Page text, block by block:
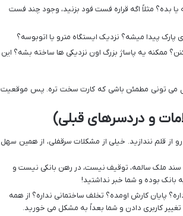
بده؟ مثلاً اگه قراره فست فود بزنید، وجود چند فست
پیدا میشه؟ نزدیک ایستگاه مترو یا اتوبوسه؟
ممکنه یه پاساژ بزرگ اون نزدیکی ها ساخته بشه؟ این
می تونی مطمئن باشی که کارت سخت تره. پس موقعیت
و دردسرهای قبلی)
از قلم نندازید. خیلی از مشکلات سرقفلی، از همین سهل
سند ملک سالمه، توقیف نیست، در رهن بانکی نیست و
بانک بوده و شما خبر نداشتید!
پایان کارش اومده؟ تخلف ساختمانی نداره؟ از همه
کاربری دادن و شما بعداً به مشکل می خورید.